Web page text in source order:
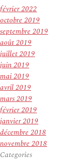
février 2022
octobre 2019
septembre 2019
août 2019
juillet 2019
juin 2019
mai 2019
avril 2019
mars 2019
février 2019
janvier 2019
décembre 2018
novembre 2018
Categories